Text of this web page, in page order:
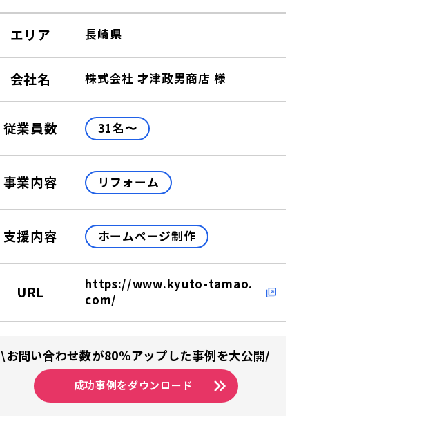
エリア 長崎県
会社名 株式会社 才津政男商店 様
従業員数 31名〜
事業内容 リフォーム
支援内容 ホームページ制作
URL
https://www.kyuto-tamao.
com/
\お問い合わせ数が80%アップした事例を大公開/
成功事例をダウンロード